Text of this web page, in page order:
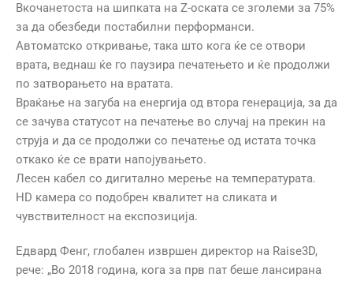
Вкочанетоста на шипката на Z-оската се зголеми за 75%
за да обезбеди постабилни перформанси.
Автоматско откривање, така што кога ќе се отвори
врата, веднаш ќе го паузира печатењето и ќе продолжи
по затворањето на вратата.
Враќање на загуба на енергија од втора генерација, за да
се зачува статусот на печатење во случај на прекин на
струја и да се продолжи со печатење од истата точка
откако ќе се врати напојувањето.
Лесен кабел со дигитално мерење на температурата.
HD камера со подобрен квалитет на сликата и
чувствителност на експозиција.
Едвард Фенг, глобален извршен директор на Raise3D,
рече: „Во 2018 година, кога за прв пат беше лансирана